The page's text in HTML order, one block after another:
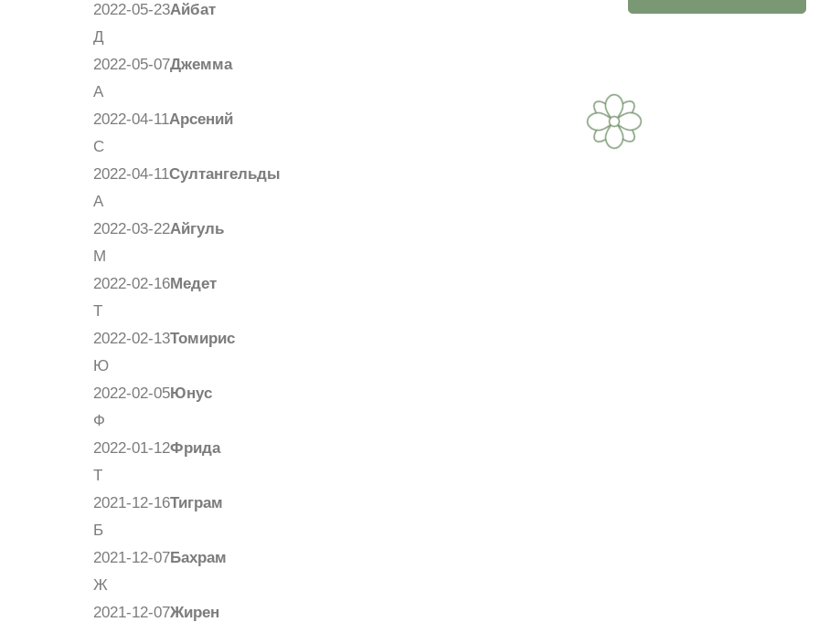
2022-05-23Айбат
Д
2022-05-07Джемма
А
2022-04-11Арсений
С
2022-04-11Султангельды
А
2022-03-22Айгуль
М
2022-02-16Медет
Т
2022-02-13Томирис
Ю
2022-02-05Юнус
Ф
2022-01-12Фрида
Т
2021-12-16Тиграм
Б
2021-12-07Бахрам
Ж
2021-12-07Жирен